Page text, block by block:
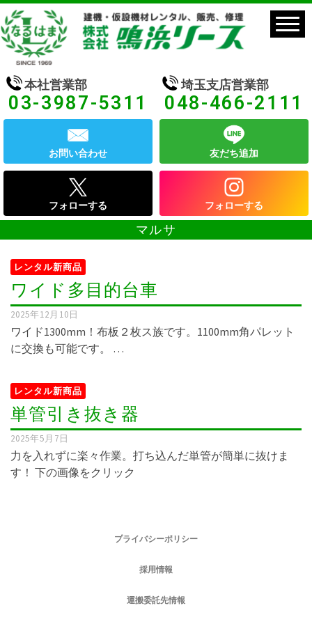
本社営業部
03-3987-5311
埼玉支店営業部
048-466-2111
お問い合わせ 友だち追加
フォローする フォローする
マルサ
レンタル新商品
ワイド多目的台車
2025年12月10日
ワイド1300mm！布板２枚ス族です。1100mm角パレット
に交換も可能です。 …
レンタル新商品
単管引き抜き器
2025年5月7日
力を入れずに楽々作業。打ち込んだ単管が簡単に抜けま
す！ 下の画像をクリック
プライバシーポリシー
採用情報
運搬委託先情報